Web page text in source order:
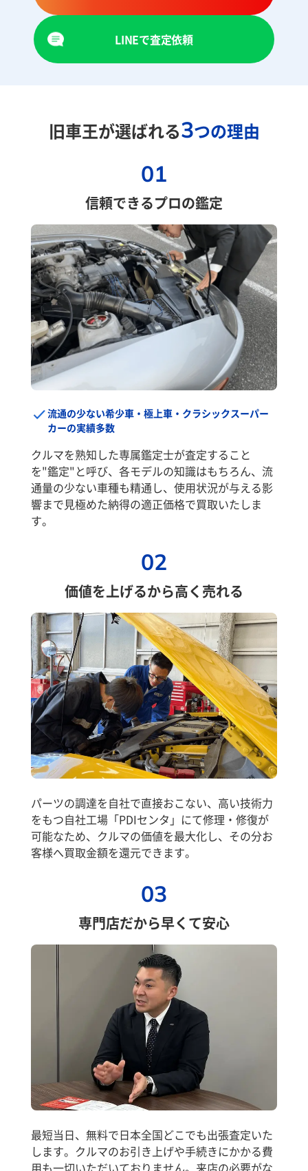
LINEで査定依頼
旧車王が選ばれる3つの理由
01
信頼できるプロの鑑定
流通の少ない希少車・極上車・クラシックスーパー
カーの実績多数
クルマを熟知した専属鑑定士が査定すること
を"鑑定"と呼び、各モデルの知識はもちろん、流
通量の少ない車種も精通し、使用状況が与える影
響まで見極めた納得の適正価格で買取いたしま
す。
02
価値を上げるから高く売れる
パーツの調達を自社で直接おこない、高い技術力
をもつ自社工場「PDIセンタ」にて修理・修復が
可能なため、クルマの価値を最大化し、その分お
客様へ買取金額を還元できます。
03
専門店だから早くて安心
最短当日、無料で日本全国どこでも出張査定いた
します。クルマのお引き上げや手続きにかかる費
用も一切いただいておりません。来店の必要がな